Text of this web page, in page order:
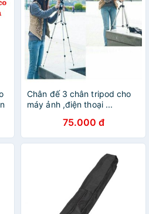
Chân đế 3 chân tripod cho
máy ảnh ,điện thoại ...
75.000 đ